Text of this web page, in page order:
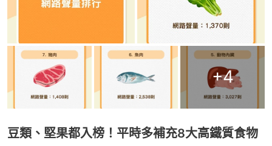
+4
豆類、堅果都入榜！平時多補充8大高鐵質食物